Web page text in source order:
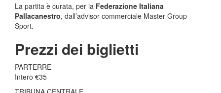
La partita è curata, per la Federazione Italiana
Pallacanestro, dall’advisor commerciale Master Group
Sport.
Prezzi dei biglietti
PARTERRE
Intero €35